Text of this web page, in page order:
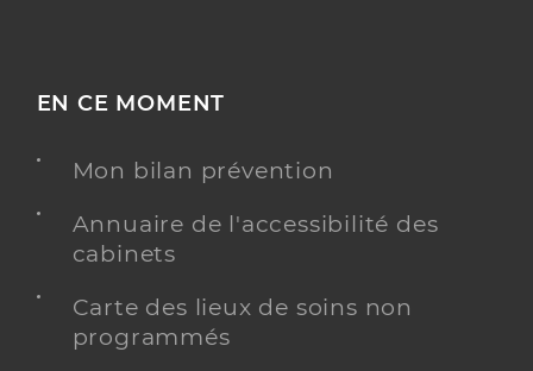
EN CE MOMENT
Mon bilan prévention
Annuaire de l'accessibilité des
cabinets
Carte des lieux de soins non
programmés